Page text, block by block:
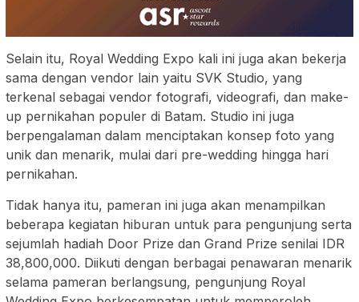
Selain itu, Royal Wedding Expo kali ini juga akan bekerja
sama dengan vendor lain yaitu SVK Studio, yang
terkenal sebagai vendor fotografi, videografi, dan make-
up pernikahan populer di Batam. Studio ini juga
berpengalaman dalam menciptakan konsep foto yang
unik dan menarik, mulai dari pre-wedding hingga hari
pernikahan.
Tidak hanya itu, pameran ini juga akan menampilkan
beberapa kegiatan hiburan untuk para pengunjung serta
sejumlah hadiah Door Prize dan Grand Prize senilai IDR
38,800,000. Diikuti dengan berbagai penawaran menarik
selama pameran berlangsung, pengunjung Royal